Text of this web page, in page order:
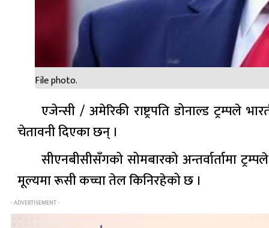
File photo.
एजेन्सी / अमेरिकी राष्ट्रपति डोनाल्ड ट्रम्पले
चेतावनी दिएका छन् ।
सीएनबीसीसँगको सोमबारको अन्तर्वार्तामा
मूल्यमा रूसी कच्चा तेल किनिरहेको छ ।
- ADVERTISEMENT -